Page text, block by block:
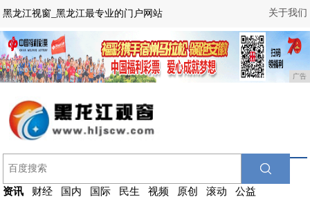
关于我们
黑龙江视窗_黑龙江最专业的门户网站
广告
资讯 财经 国内 国际 民生 视频 原创 滚动
公益